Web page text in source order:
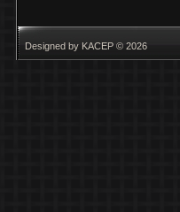
Designed by KACEP © 2026